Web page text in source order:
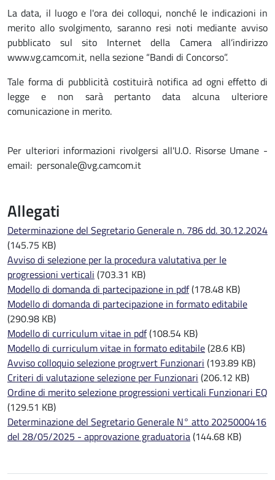
La data, il luogo e l'ora dei colloqui, nonché le indicazioni in
merito allo svolgimento, saranno resi noti mediante avviso
pubblicato sul sito Internet della Camera all’indirizzo
www.vg.camcom.it, nella sezione “Bandi di Concorso”.
Tale forma di pubblicità costituirà notifica ad ogni effetto di
legge e non sarà pertanto data alcuna ulteriore
comunicazione in merito.
Per ulteriori informazioni rivolgersi all'U.O. Risorse Umane -
email: personale@vg.camcom.it
Allegati
Determinazione del Segretario Generale n. 786 dd. 30.12.2024
(145.75 KB)
Avviso di selezione per la procedura valutativa per le
progressioni verticali (703.31 KB)
Modello di domanda di partecipazione in pdf(178.48 KB)
Modello di domanda di partecipazione in formato editabile
(290.98 KB)
Modello di curriculum vitae in pdf(108.54 KB)
Modello di curriculum vitae in formato editabile(28.6 KB)
Avviso colloquio selezione progr.vert Funzionari (193.89 KB)
Criteri di valutazione selezione per Funzionari (206.12 KB)
Ordine di merito selezione progressioni verticali Funzionari EQ
(129.51 KB)
Determinazione del Segretario Generale N° atto 2025000416
del 28/05/2025 - approvazione graduatoria(144.68 KB)